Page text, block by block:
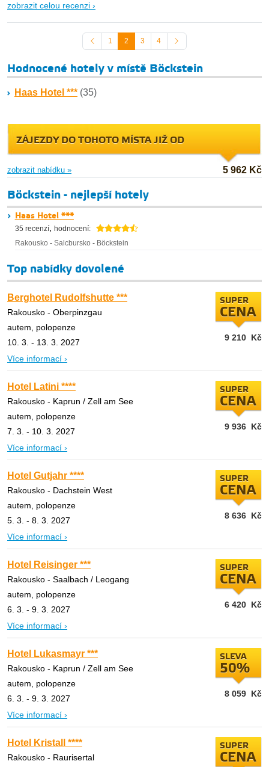
zobrazit celou recenzi ›
1 2 3 4
Hodnocené hotely v místě Böckstein
Haas Hotel *** (35)
ZÁJEZDY DO TOHOTO MÍSTA JIŽ OD
zobrazit nabídku » 5 962 Kč
Böckstein - nejlepší hotely
Haas Hotel ***
35 recenzí, hodnocení:
Rakousko - Salcbursko - Böckstein
Top nabídky dovolené
Berghotel Rudolfshutte ***
Rakousko - Oberpinzgau
autem, polopenze
10. 3. - 13. 3. 2027
Více informací ›
SUPER
CENA
9 210 Kč
Hotel Latini ****
Rakousko - Kaprun / Zell am See
autem, polopenze
7. 3. - 10. 3. 2027
Více informací ›
SUPER
CENA
9 936 Kč
Hotel Gutjahr ****
Rakousko - Dachstein West
autem, polopenze
5. 3. - 8. 3. 2027
Více informací ›
SUPER
CENA
8 636 Kč
Hotel Reisinger ***
Rakousko - Saalbach / Leogang
autem, polopenze
6. 3. - 9. 3. 2027
Více informací ›
SUPER
CENA
6 420 Kč
Hotel Lukasmayr ***
Rakousko - Kaprun / Zell am See
autem, polopenze
6. 3. - 9. 3. 2027
Více informací ›
SLEVA
50%
8 059 Kč
Hotel Kristall ****
Rakousko - Raurisertal
SUPER
CENA